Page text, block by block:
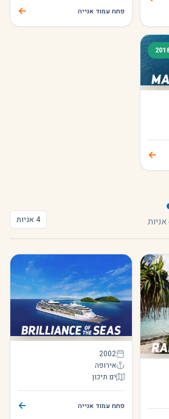
פתח עמוד אנייה ←
←
4 אניות
Brilliance of the Seas
2002
אירופה
ים תיכון
פתח עמוד אנייה ←